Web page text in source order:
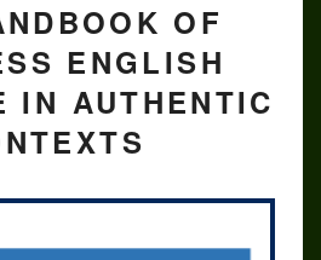
OF
ENGLISH
IN AUTHENTIC